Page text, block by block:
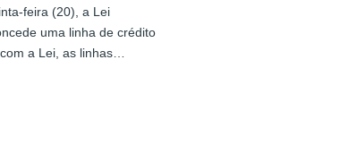
feira (20), a Lei
uma linha de crédito
a Lei, as linhas…